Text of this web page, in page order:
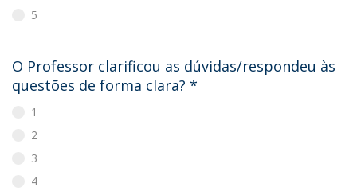
5
O Professor clarificou as dúvidas/respondeu às
questões de forma clara? *
1
2
3
4